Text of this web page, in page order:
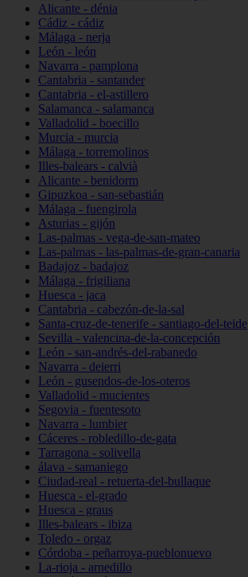
Alicante - dénia
Cádiz - cádiz
Málaga - nerja
León - león
Navarra - pamplona
Cantabria - santander
Cantabria - el-astillero
Salamanca - salamanca
Valladolid - boecillo
Murcia - murcia
Málaga - torremolinos
Illes-balears - calvià
Alicante - benidorm
Gipuzkoa - san-sebastián
Málaga - fuengirola
Asturias - gijón
Las-palmas - vega-de-san-mateo
Las-palmas - las-palmas-de-gran-canaria
Badajoz - badajoz
Málaga - frigiliana
Huesca - jaca
Cantabria - cabezón-de-la-sal
Santa-cruz-de-tenerife - santiago-del-teide
Sevilla - valencina-de-la-concepción
León - san-andrés-del-rabanedo
Navarra - deierri
León - gusendos-de-los-oteros
Valladolid - mucientes
Segovia - fuentesoto
Navarra - lumbier
Cáceres - robledillo-de-gata
Tarragona - solivella
álava - samaniego
Ciudad-real - retuerta-del-bullaque
Huesca - el-grado
Huesca - graus
Illes-balears - ibiza
Toledo - orgaz
Córdoba - peñarroya-pueblonuevo
La-rioja - arnedillo